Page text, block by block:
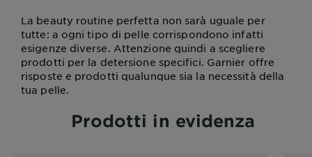
La beauty routine perfetta non sarà uguale per
tutte: a ogni tipo di pelle corrispondono infatti
esigenze diverse. Attenzione quindi a scegliere
prodotti per la detersione specifici. Garnier offre
risposte e prodotti qualunque sia la necessità della
tua pelle.
Prodotti in evidenza